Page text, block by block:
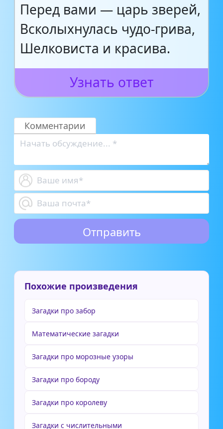
Перед вами — царь зверей,
Всколыхнулась чудо-грива,
Шелковиста и красива.
Узнать ответ
Комментарии
Похожие произведения
Загадки про забор
Математические загадки
Загадки про морозные узоры
Загадки про бороду
Загадки про королеву
Загадки с числительными